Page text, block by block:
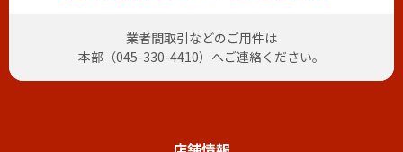
業者間取引などのご用件は
本部（045-330-4410）へご連絡ください。